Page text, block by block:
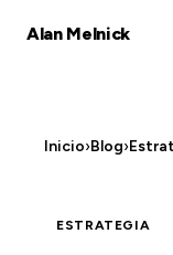
Alan Melnick
Inicio›Blog›
ESTRATEGIA